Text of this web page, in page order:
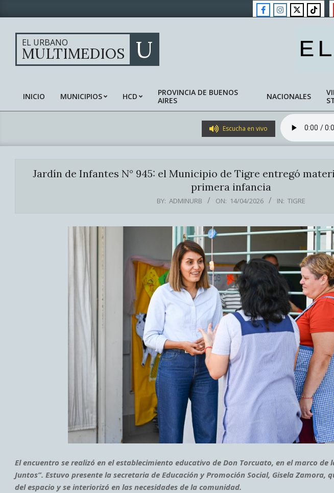
to
content
EL URBANO
MULTIMEDIOS U
Primary
Navigation
INICIO MUNICIPIOS HCD
PROVINCIA DE BUENOS
AIRES
NACIONALES
Escucha en vivo
Jardín de Infantes N° 945: el Municipio de Tigre entregó
primera infancia
BY: ADMINURB ON: 14/04/2026 IN: TIGRE
El encuentro se realizó en el establecimiento educativo de Don Torcuato, en el marco de
Juntos”. Estuvo presente la secretaria de Educación y Promoción Social, Gisela Zamora,
del espacio y se interiorizó en las necesidades de la comunidad.